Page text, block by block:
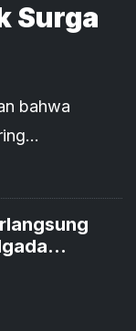
Surga
bahwa
dan
sendiri.
Aktif